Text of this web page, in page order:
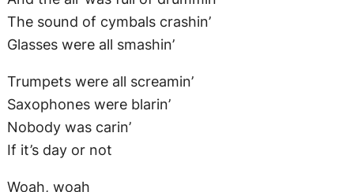
Nobody was carin’
If it’s day or not
Woah, woah
I’m a ghost
Livin’ in a ghost town
I’m goin’ nowhere
Shut up all alone